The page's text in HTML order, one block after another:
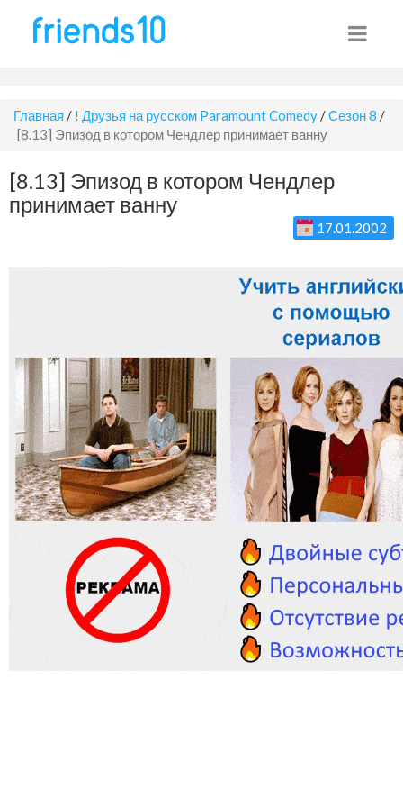
Главная / ! Друзья на русском Paramount Comedy /Сезон 8 /
[8.13] Эпизод в котором Чендлер принимает ванну
[8.13] Эпизод в котором Чендлер
принимает ванну
17.01.2002